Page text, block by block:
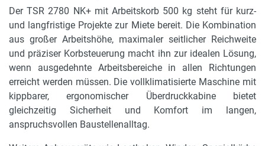
Der TSR 2780 NK+ mit Arbeitskorb 500 kg steht für kurz-
und langfristige Projekte zur Miete bereit. Die Kombination
aus großer Arbeitshöhe, maximaler seitlicher Reichweite
und präziser Korbsteuerung macht ihn zur idealen Lösung,
wenn ausgedehnte Arbeitsbereiche in allen Richtungen
erreicht werden müssen. Die vollklimatisierte Maschine mit
kippbarer, ergonomischer Überdruckkabine bietet
gleichzeitig Sicherheit und Komfort im langen,
anspruchsvollen Baustellenalltag.